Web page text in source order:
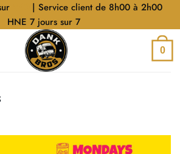
| Service client de 8h00 à 2h00
HNE 7 jours sur 7
0